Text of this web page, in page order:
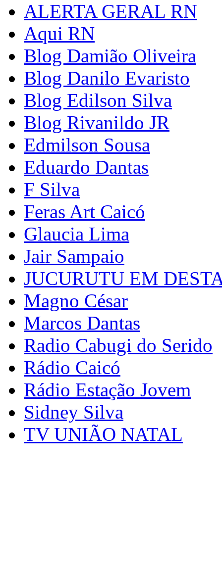
ALERTA GERAL RN
Aqui RN
Blog Damião Oliveira
Blog Danilo Evaristo
Blog Edilson Silva
Blog Rivanildo JR
Edmilson Sousa
Eduardo Dantas
F Silva
Feras Art Caicó
Glaucia Lima
Jair Sampaio
JUCURUTU EM
Magno César
Marcos Dantas
Radio Cabugi do Serido
Rádio Caicó
Rádio Estação Jovem
Sidney Silva
TV UNIÃO NATAL